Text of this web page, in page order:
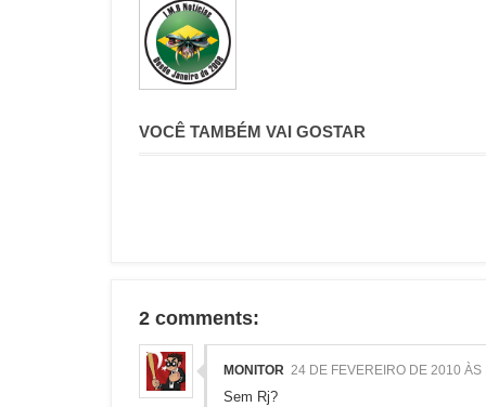
VOCÊ TAMBÉM VAI GOSTAR
2 comments:
MONITOR 24 DE FEVEREIRO DE 2010 ÀS
Sem Rj?